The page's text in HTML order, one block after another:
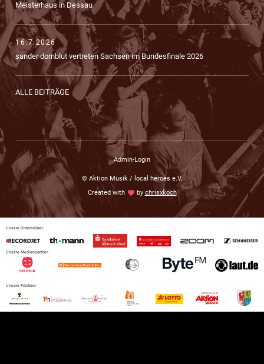
Meisterhaus in Dessau
16.7.2026
sander dornblut vertreten Sachsen im Bundesfinale 2026
ALLE BEITRÄGE
Admin-Login
© Aktion Musik / local heroes e.V.
Created withlove by chrisxkoch
Unsere Unterstützer:
Unsere Medienpartner:
Unsere Förderer: